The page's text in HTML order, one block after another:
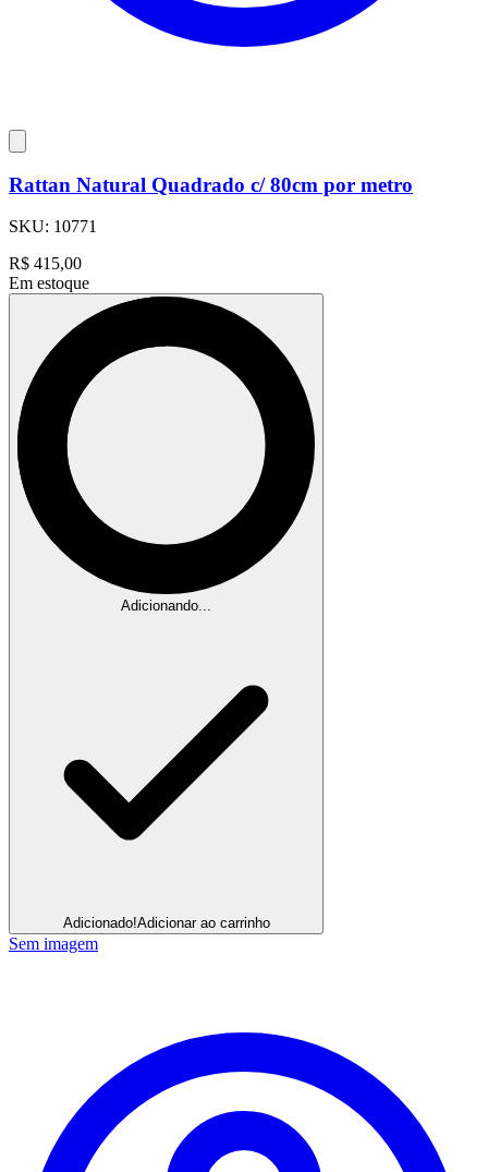
Rattan Natural Quadrado c/ 80cm por metro
SKU: 10771
R$ 415,00
Em estoque
Adicionando...
Adicionado!Adicionar ao carrinho
Sem imagem